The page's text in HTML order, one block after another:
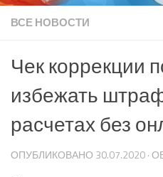
ВСЕ НОВОСТИ
Чек коррекции
избежать
расчетах без
ОПУБЛИКОВАНО 30.07.2020·